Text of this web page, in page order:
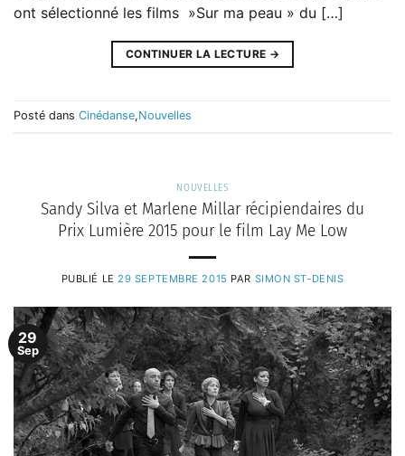
ont sélectionné les films »Sur ma peau » du […]
CONTINUER LA LECTURE →
Posté dans Cinédanse,Nouvelles
NOUVELLES
Sandy Silva et Marlene Millar récipiendaires du
Prix Lumière 2015 pour le film Lay Me Low
PUBLIÉ LE 29 SEPTEMBRE 2015 PAR SIMON ST-DENIS
29
Sep